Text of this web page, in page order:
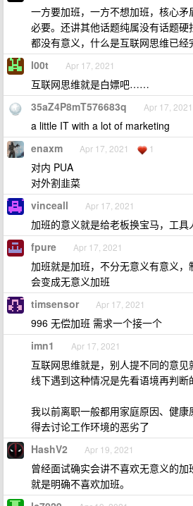
一方要加班，一方不想加班，核心
必要。还讲其他话题纯属没有话题
都没有意义，什么是互联网思维已经
l00t Apr 17, 2021
互联网思维就是白嫖吧……
35aZ4P8mT576683q Apr 17,
a little IT with a lot of marketing
enaxm Apr 17, 2021 1
对内 PUA
对外割韭菜
vinceall Apr 17, 2021
加班的意义就是给老板换宝马，工具
fpure Apr 17, 2021
加班就是加班，不分无意义有意义
会变成无意义加班
timsensor Apr 17, 2021
996 无偿加班 需求一个接一个
imn1 Apr 17, 2021
互联网思维就是，别人提不同的意见
线下遇到这种情况是先看语境再判断
我以前离职一般都用家庭原因、健
得去讨论工作环境的恶劣了
HashV2 Apr 19, 2021
曾经面试确实会讲不喜欢无意义的加
就是明确不喜欢加班。